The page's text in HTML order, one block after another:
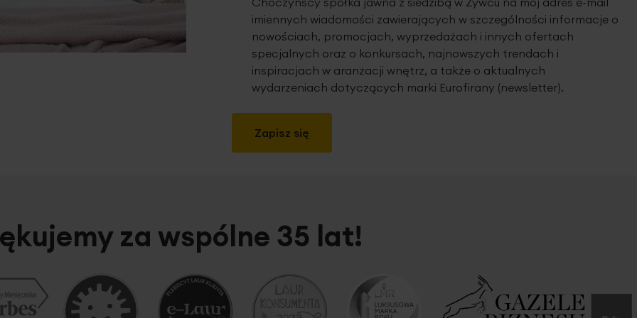
Zapisz się
imiennych wiadomości zawierających w szczególności informacje o
nowościach, promocjach, wyprzedażach i innych ofertach
specjalnych oraz o konkursach, najnowszych trendach i
inspiracjach w aranżacji wnętrz, a także o aktualnych
wydarzeniach dotyczących marki Eurofirany (newsletter).
za wspólne 35 lat!